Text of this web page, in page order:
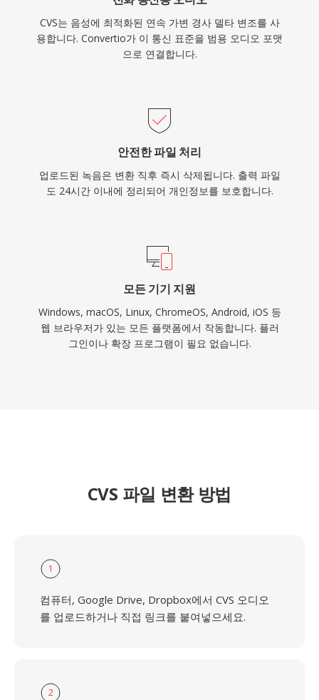
CVS는 음성에 최적화된 연속 가변 경사 델타 변조를 사
용합니다. Convertio가 이 통신 표준을 범용 오디오 포맷
으로 연결합니다.
안전한 파일 처리
업로드된 녹음은 변환 직후 즉시 삭제됩니다. 출력 파일
도 24시간 이내에 정리되어 개인정보를 보호합니다.
모든 기기 지원
Windows, macOS, Linux, ChromeOS, Android, iOS 등
웹 브라우저가 있는 모든 플랫폼에서 작동합니다. 플러
그인이나 확장 프로그램이 필요 없습니다.
CVS 파일 변환 방법
1
컴퓨터, Google Drive, Dropbox에서 CVS 오디오
를 업로드하거나 직접 링크를 붙여넣으세요.
2